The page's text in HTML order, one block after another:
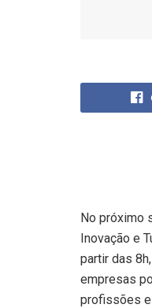
No próximo
Inovação e
partir das
empresas
profissões e